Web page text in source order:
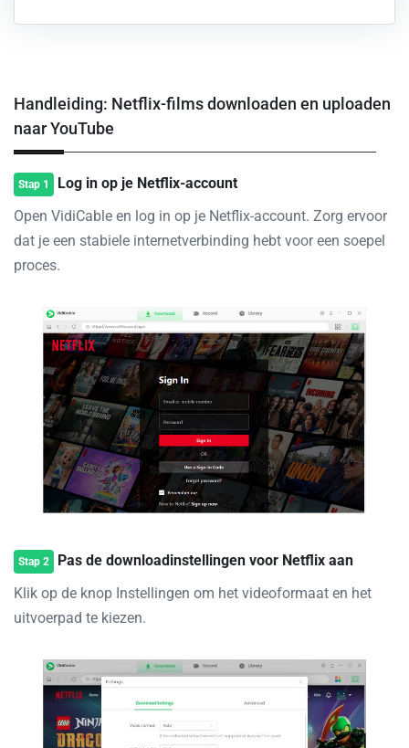
Handleiding: Netflix-films downloaden en uploaden
naar YouTube
Stap 1
Log in op je Netflix-account
Open VidiCable en log in op je Netflix-account. Zorg ervoor
dat je een stabiele internetverbinding hebt voor een soepel
proces.
Stap 2
Pas de downloadinstellingen voor Netflix aan
Klik op de knop Instellingen om het videoformaat en het
uitvoerpad te kiezen.